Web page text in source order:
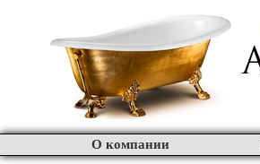
О компании